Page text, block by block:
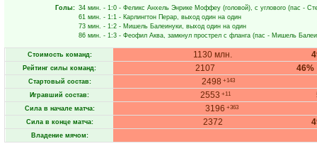
Голы: 34 мин. - 1:0 - Феликс Анхель Энрике Моффеу (головой), с углового (пас -
61 мин. - 1:1 - Карлингтон Перар, выход один на один
73 мин. - 1:2 - Мишель Балеинуки, выход один на один
86 мин. - 1:3 - Феофил Аква, замкнул прострел с фланга (пас - Мишель
Стоимость команд: 1130 млн.
Рейтинг силы команд: 46%
2107
Стартовый состав: 2498 +143
Игравший состав: 2553 +11
Сила в начале матча: 3196 +363
Сила в конце матча: 2372
Владение мячом: